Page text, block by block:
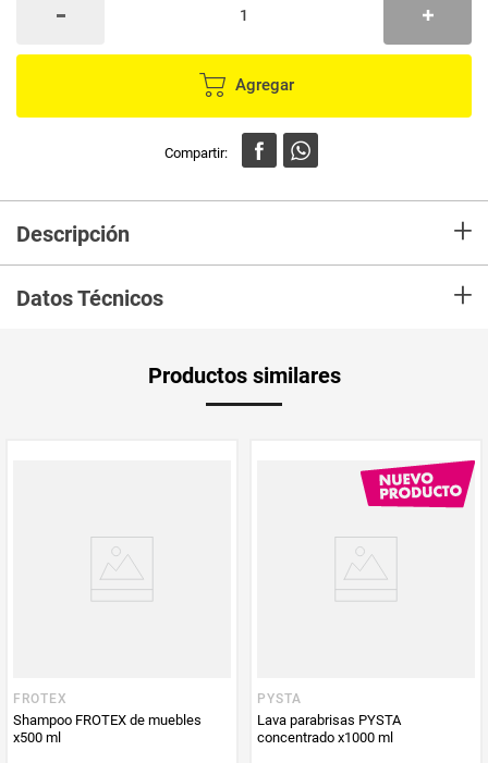
Agregar
Descripción +
Limpieza, protección y restauración. Línea diseñada para
limpiar, proteger y restaurar muebles y artículos de madera.
Datos Técnicos +
PUM - Unidad
de Medida
Productos similares
FROTEX
Shampoo FROTEX de muebles
x500 ml
PYSTA
Lava parabrisas PYSTA
concentrado x1000 ml